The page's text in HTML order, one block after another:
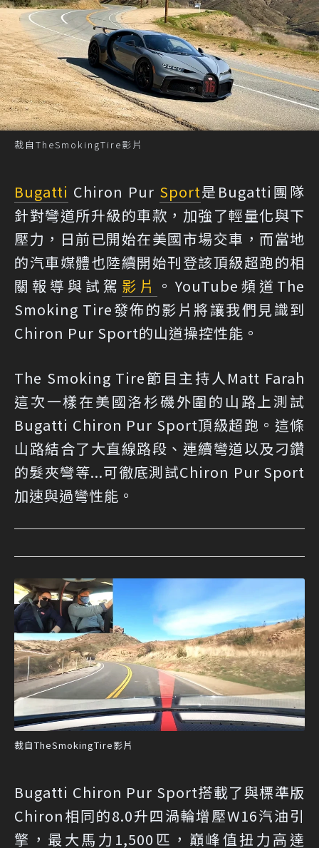
裁自TheSmokingTire影片
Bugatti Chiron Pur Sport是Bugatti團隊
針對彎道所升級的車款，加強了輕量化與下
壓力，日前已開始在美國市場交車，而當地
的汽車媒體也陸續開始刊登該頂級超跑的相
關報導與試駕 影片 。YouTube頻道The
Smoking Tire發佈的影片將讓我們見識到
Chiron Pur Sport的山道操控性能。
The Smoking Tire節目主持人Matt Farah
這次一樣在美國洛杉磯外圍的山路上測試
Bugatti Chiron Pur Sport頂級超跑。這條
山路結合了大直線路段、連續彎道以及刁鑽
的髮夾彎等...可徹底測試Chiron Pur Sport
加速與過彎性能。
裁自TheSmokingTire影片
Bugatti Chiron Pur Sport搭載了與標準版
Chiron相同的8.0升四渦輪增壓W16汽油引
擎，最大馬力1,500匹，巔峰值扭力高達